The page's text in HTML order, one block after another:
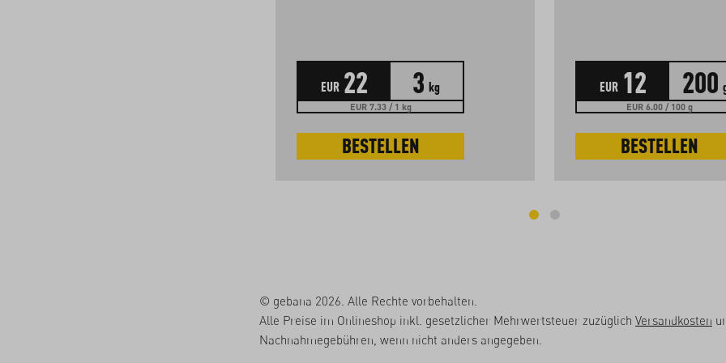
EUR 22 3 kg
EUR 7.33 / 1 kg
BESTELLEN
EUR 12 200
EUR 6.00 / 100 g
BESTELLEN
© gebana 2026. Alle Rechte vorbehalten.
Alle Preise im Onlineshop inkl. gesetzlicher Mehrwertsteuer zuzüglich Versandkosten
Nachnahmegebühren, wenn nicht anders angegeben.